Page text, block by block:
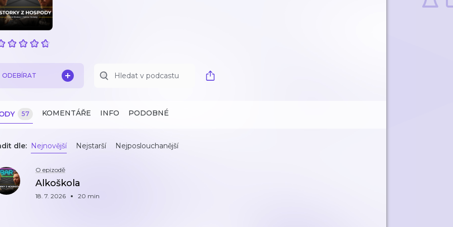
ODEBÍRAT
57 KOMENTÁŘE INFO PODOBNÉ
dle: Nejnovější Nejstarší Nejposlouchanější
O epizodě
Alkoškola
18. 7. 2026 20 min